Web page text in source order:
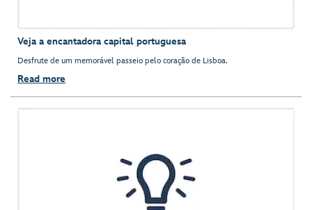
Veja a encantadora capital portuguesa
Desfrute de um memorável passeio pelo coração de Lisboa.
Read more